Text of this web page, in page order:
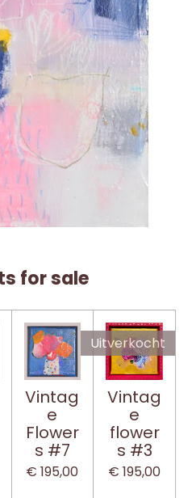
for sale
Vintag
e
Flower
s #7
€ 195,00
Uitverkocht
Vintag
e
flower
s #3
€ 195,00